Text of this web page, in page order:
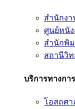
สำนักง
ศูนย์หนั
สำนักพิ
สถานีวิ
บริการทางกา
โอสถศา